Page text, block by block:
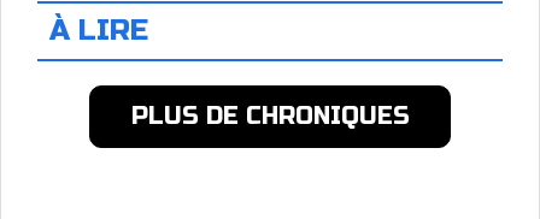
À LIRE
PLUS DE CHRONIQUES